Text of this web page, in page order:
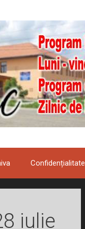
Confidențialitate
iulie